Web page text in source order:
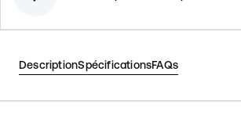
DescriptionSpécificationsFAQs